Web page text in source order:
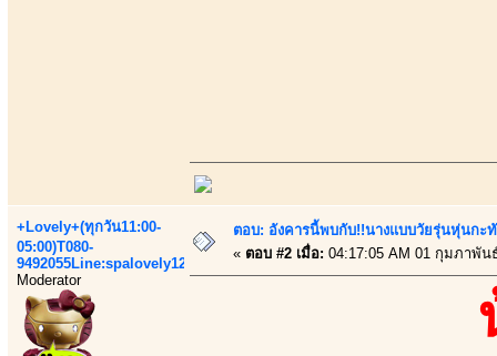
+Lovely+(ทุกวัน11:00-
05:00)T080-
9492055Line:spalovely123
Moderator
ตอบ: อังคารนี้พบกับ!!นางแบบวัยรุ่นหุ่นกะ
« ตอบ #2 เมื่อ: 04:17:05 AM 01 กุมภาพัน